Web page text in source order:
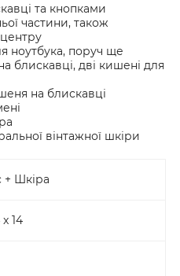
та кнопками
частини, також
ноутбука, поруч ще
блискавці, дві кишені для
на блискавці
вінтажної шкіри
+ Шкіра
14